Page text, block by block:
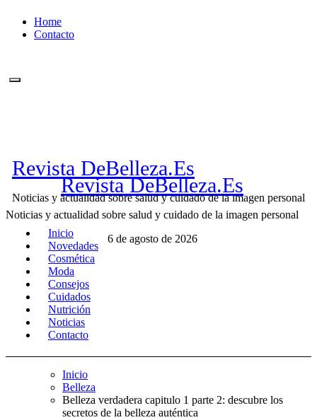
Home
Contacto
Revista DeBelleza.Es
Noticias y actualidad sobre salud y cuidado de la imagen personal
6 de agosto de 2026
Revista DeBelleza.Es
Noticias y actualidad sobre salud y cuidado de la imagen personal
Inicio
Novedades
Cosmética
Moda
Consejos
Cuidados
Nutrición
Noticias
Contacto
Inicio
Belleza
Belleza verdadera capitulo 1 parte 2: descubre los
secretos de la belleza auténtica